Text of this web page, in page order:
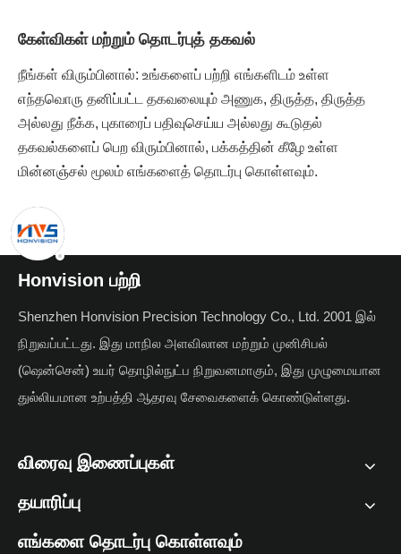
கேள்விகள் மற்றும் தொடர்புத் தகவல்
நீங்கள் விரும்பினால்: உங்களைப் பற்றி எங்களிடம் உள்ள
எந்தவொரு தனிப்பட்ட தகவலையும் அணுக, திருத்த, திருத்த
அல்லது நீக்க, புகாரைப் பதிவுசெய்ய அல்லது கூடுதல்
தகவல்களைப் பெற விரும்பினால், பக்கத்தின் கீழே உள்ள
மின்னஞ்சல் மூலம் எங்களைத் தொடர்பு கொள்ளவும்.
Honvision பற்றி
Shenzhen Honvision Precision Technology Co., Ltd. 2001 இல்
நிறுவப்பட்டது. இது மாநில அளவிலான மற்றும் முனிசிபல்
(ஷென்சென்) உயர் தொழில்நுட்ப நிறுவனமாகும், இது முழுமையான
துல்லியமான உற்பத்தி ஆதரவு சேவைகளைக் கொண்டுள்ளது.
விரைவு இணைப்புகள்
தயாரிப்பு
எங்களை தொடர்பு கொள்ளவும்